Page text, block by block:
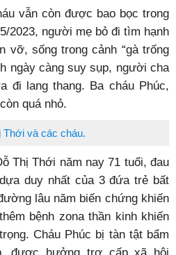
vẫn còn được bao bọc trong
2023, người mẹ bỏ đi tìm hạnh
vỡ, sống trong cảnh “gà trống
ngày càng suy sụp, người cha
đi lang thang. Ba cháu Phúc,
quá nhỏ.
Thới và các cháu.
Thị Thới năm nay 71 tuổi, đau
duy nhất của 3 đứa trẻ bất
lâu năm biến chứng khiến
bệnh zona thần kinh khiến
Cháu Phúc bị tàn tật bẩm
được hưởng trợ cấp xã hội